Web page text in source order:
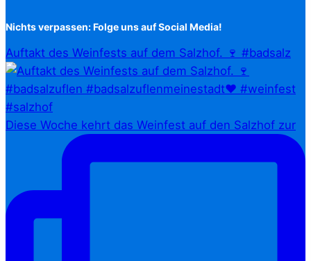
Nichts verpassen: Folge uns auf Social Media!
Auftakt des Weinfests auf dem Salzhof. 🍷 #badsalz
Diese Woche kehrt das Weinfest auf den Salzhof zur